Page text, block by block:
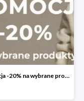
Promocja -20% na wybrane produkty